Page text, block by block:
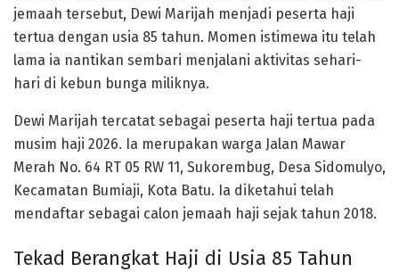
jemaah tersebut, Dewi Marijah menjadi peserta haji
tertua dengan usia 85 tahun. Momen istimewa itu telah
lama ia nantikan sembari menjalani aktivitas sehari-
hari di kebun bunga miliknya.
Dewi Marijah tercatat sebagai peserta haji tertua pada
musim haji 2026. Ia merupakan warga Jalan Mawar
Merah No. 64 RT 05 RW 11, Sukorembug, Desa Sidomulyo,
Kecamatan Bumiaji, Kota Batu. Ia diketahui telah
mendaftar sebagai calon jemaah haji sejak tahun 2018.
Tekad Berangkat Haji di Usia 85 Tahun